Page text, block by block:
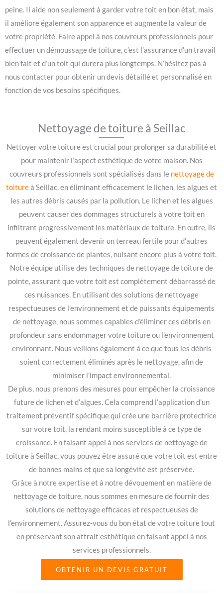
peine. Il aide non seulement à garder votre toit en bon état, mais
il améliore également son apparence et augmente la valeur de
votre propriété. Faire appel à nos couvreurs professionnels pour
effectuer un démoussage de toiture, c’est l’assurance d’un travail
bien fait et d’un toit qui durera plus longtemps. N’hésitez pas à
nous contacter pour obtenir un devis détaillé et personnalisé en
fonction de vos besoins spécifiques.
Nettoyage de toiture à Seillac
Nettoyer votre toiture est crucial pour prolonger sa durabilité et
pour maintenir l’aspect esthétique de votre maison. Nos
couvreurs professionnels sont spécialisés dans le nettoyage de
toitureà Seillac, en éliminant efficacement le lichen, les algues et
les autres débris causés par la pollution. Le lichen et les algues
peuvent causer des dommages structurels à votre toit en
infiltrant progressivement les matériaux de toiture. En outre, ils
peuvent également devenir un terreau fertile pour d’autres
formes de croissance de plantes, nuisant encore plus à votre toit.
Notre équipe utilise des techniques de nettoyage de toiture de
pointe, assurant que votre toit est complètement débarrassé de
ces nuisances. En utilisant des solutions de nettoyage
respectueuses de l’environnement et de puissants équipements
de nettoyage, nous sommes capables d’éliminer ces débris en
profondeur sans endommager votre toiture ou l’environnement
environnant. Nous veillons également à ce que tous les débris
soient correctement éliminés après le nettoyage, afin de
minimiser l’impact environnemental.
De plus, nous prenons des mesures pour empêcher la croissance
future de lichen et d’algues. Cela comprend l’application d’un
traitement préventif spécifique qui crée une barrière protectrice
sur votre toit, la rendant moins susceptible à ce type de
croissance. En faisant appel à nos services de nettoyage de
toiture à Seillac, vous pouvez être assuré que votre toit est entre
de bonnes mains et que sa longévité est préservée.
Grâce à notre expertise et à notre dévouement en matière de
nettoyage de toiture, nous sommes en mesure de fournir des
solutions de nettoyage efficaces et respectueuses de
l’environnement. Assurez-vous du bon état de votre toiture tout
en préservant son attrait esthétique en faisant appel à nos
services professionnels.
OBTENIR UN DEVIS GRATUIT